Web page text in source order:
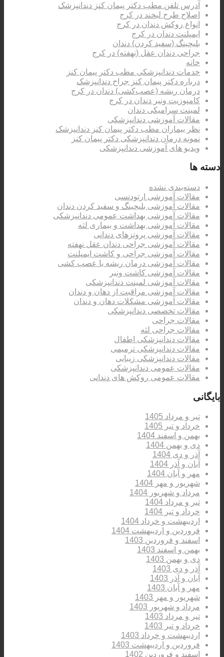
آدرس تلفن مطب دکتر پیمان کنز دندانپزشک
اصلاح طرح لبخند در کرج
انواع روکش دندان در کرج
ایمپلنت دندان در کرج
بلیچینگ (سفید کردن) دندان
جراحی دندان عقل (نهفته) در کرج
خانه
خدمات دندانپزشکی مطب دکتر پیمان کنز
درباره دکتر پیمان کنز جراح دندانپزشک
درمان ریشه (عصب‌کشی) دندان در کرج
کامپوزیت ونیر دندان در کرج
لمینت سرامیکی دندان
مقالات آموزشی دندانپزشکی
نظر بیماران مطب دکتر پیمان کنز دندانپزشک
نمونه درمان دندانپزشکی دکتر پیمان کنز
ویدیو های آموزشی دندانپزشکی
دسته ها
دسته‌بندی نشده
مقالات آموزشی ارتودنسی
مقالات آموزشی بلیچینگ و سفید کردن دندان
مقالات آموزشی بهداشت عمومی دندانپزشکی
مقالات آموزشی بهداشت و بیماری لثه
مقالات آموزشی پروتزهای دندانی
مقالات آموزشی جراحی دندان عقل نهفته
مقالات آموزشی جراحی و کاشت ایمپلنت
مقالات آموزشی درمان ریشه یا عصب کشی
مقالات آموزشی کاشت ونیر
مقالات آموزشی لمینت دندانپزشکی
مقالات آموزشی مراقبت از دهان و دندان
مقالات آموزشی مشکلات دهان و دندان
مقالات تخصصی دندانپزشکی
مقالات جراحی
مقالات جراحی لثه
مقالات دندانپزشکی اطفال
مقالات دندانپزشکی ترمیمی
مقالات دندانپزشکی زیبایی
مقالات عمومی دندانپزشکی
مقالات عمومی روکش های دندانی
بایگانی
تیر و مرداد 1405
خرداد و تیر 1405
بهمن و اسفند 1404
دی و بهمن 1404
آذر و دی 1404
آبان و آذر 1404
مهر و آبان 1404
شهریور و مهر 1404
مرداد و شهریور 1404
تیر و مرداد 1404
خرداد و تیر 1404
اردیبهشت و خرداد 1404
فروردین و اردیبهشت 1404
اسفند و فروردین 1403
بهمن و اسفند 1403
دی و بهمن 1403
آذر و دی 1403
آبان و آذر 1403
مهر و آبان 1403
شهریور و مهر 1403
مرداد و شهریور 1403
تیر و مرداد 1403
خرداد و تیر 1403
اردیبهشت و خرداد 1403
فروردین و اردیبهشت 1403
اسفند و فروردین 1402